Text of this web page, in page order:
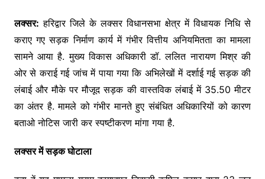
लक्सर: हरिद्वार जिले के लक्सर विधानसभा क्षेत्र में विधायक निधि से
कराए गए सड़क निर्माण कार्य में गंभीर वित्तीय अनियमितता का मामला
सामने आया है. मुख्य विकास अधिकारी डॉ. ललित नारायण मिश्र की
ओर से कराई गई जांच में पाया गया कि अभिलेखों में दर्शाई गई सड़क की
लंबाई और मौके पर मौजूद सड़क की वास्तविक लंबाई में 35.50 मीटर
का अंतर है. मामले को गंभीर मानते हुए संबंधित अधिकारियों को कारण
बताओ नोटिस जारी कर स्पष्टीकरण मांगा गया है.
लक्सर में सड़क घोटाला